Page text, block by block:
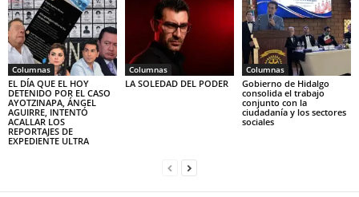
Columnas
EL DÍA QUE EL HOY
DETENIDO POR EL CASO
AYOTZINAPA, ÁNGEL
AGUIRRE, INTENTÓ
ACALLAR LOS
REPORTAJES DE
EXPEDIENTE ULTRA
Columnas
LA SOLEDAD DEL PODER
Columnas
Gobierno de Hidalgo
consolida el trabajo
conjunto con la
ciudadanía y los sectores
sociales